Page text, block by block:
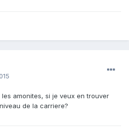
amonites, si je veux en trouver
de la carriere?